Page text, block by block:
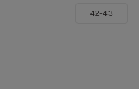
42-43